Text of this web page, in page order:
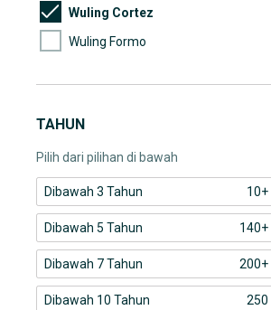
Wuling Cortez
Wuling Formo
TAHUN
Pilih dari pilihan di bawah
Dibawah 3 Tahun 10+
Dibawah 5 Tahun 140+
Dibawah 7 Tahun 200+
Dibawah 10 Tahun 250